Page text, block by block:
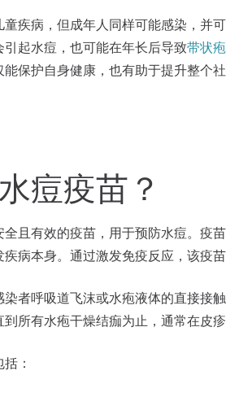
疾病，但成年人同样可能感染，并
引起水痘，也可能在年长后导致带状
能保护自身健康，也有助于提升整个
痘疫苗？
且有效的疫苗，用于预防水痘。疫
病本身。通过激发免疫反应，该疫
者呼吸道飞沫或水疱液体的直接接
所有水疱干燥结痂为止，通常在皮疹
：